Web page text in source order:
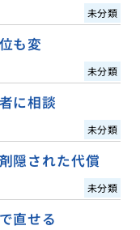
未分類
も変
未分類
に相談
未分類
隠された代償
未分類
直せる